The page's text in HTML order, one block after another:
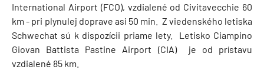
International Airport (FCO), vzdialené od Civitavecchie 60
km - pri plynulej doprave asi 50 min. Z viedenského letiska
Schwechat sú k dispozícii priame lety. Letisko Ciampino
Giovan Battista Pastine Airport (CIA) je od prístavu
vzdialené 85 km.